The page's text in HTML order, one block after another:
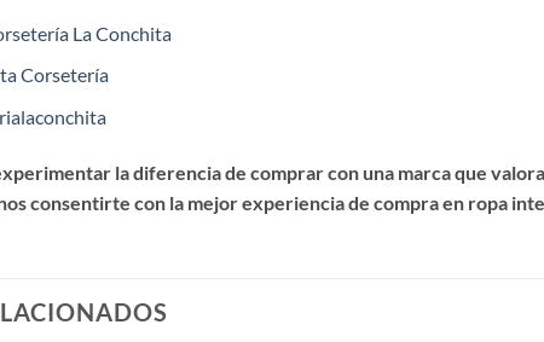
La Conchita
Corsetería
la diferencia de comprar con una marca que
consentirte con la mejor experiencia de compra en ropa